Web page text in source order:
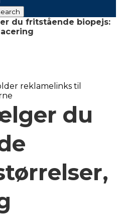
du fritstående biopejs:
reklamelinks til
du